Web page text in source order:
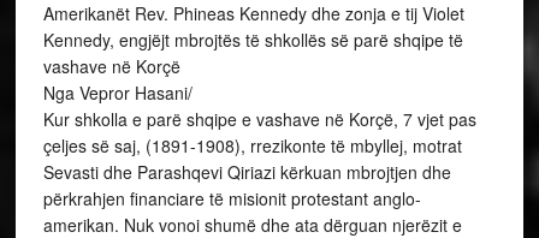
Amerikanët Rev. Phineas Kennedy dhe zonja e tij Violet
Kennedy, engjëjt mbrojtës të shkollës së parë shqipe të
vashave në Korçë
Nga Vepror Hasani/
Kur shkolla e parë shqipe e vashave në Korçë, 7 vjet pas
çeljes së saj, (1891-1908), rrezikonte të mbyllej, motrat
Sevasti dhe Parashqevi Qiriazi kërkuan mbrojtjen dhe
përkrahjen financiare të misionit protestant anglo-
amerikan. Nuk vonoi shumë dhe ata dërguan njerëzit e